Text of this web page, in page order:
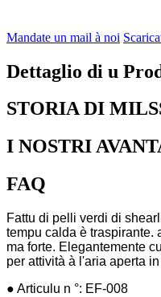
Mandate un mail à noi
Dettaglio di u
STORIA DI
I NOSTRI
FAQ
Fattu di pelli verdi di
tempu calda è
ma forte. Elegantemente
per attività à l'aria aperta
● Articulu n °: EF-008